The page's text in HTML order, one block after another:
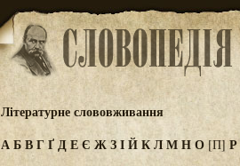
Літературне слововживання
АБВГҐДЕЄ ЖЗІЙКЛМНО [П]Р